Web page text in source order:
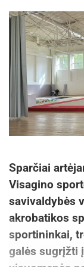
Sparčiai
Visagino
savivaldybės
akrobatikos
sportininkai,
galės sugrįžti